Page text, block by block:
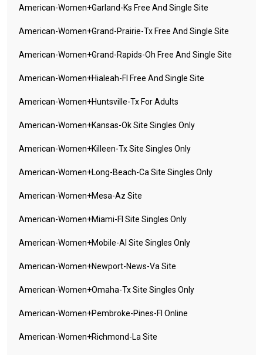
American-Women+garland-Ks Free And Single Site
American-Women+grand-Prairie-Tx Free And Single Site
American-Women+grand-Rapids-Oh Free And Single Site
American-Women+hialeah-Fl Free And Single Site
American-Women+huntsville-Tx For Adults
American-Women+kansas-Ok Site Singles Only
American-Women+killeen-Tx Site Singles Only
American-Women+long-Beach-Ca Site Singles Only
American-Women+mesa-Az Site
American-Women+miami-Fl Site Singles Only
American-Women+mobile-Al Site Singles Only
American-Women+newport-News-Va Site
American-Women+omaha-Tx Site Singles Only
American-Women+pembroke-Pines-Fl Online
American-Women+richmond-La Site